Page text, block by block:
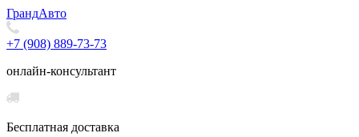
ГрандАвто
+7 (908) 889-73-73
онлайн-консультант
Бесплатная доставка